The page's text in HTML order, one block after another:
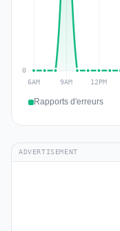
Rapports d'erreurs
ADVERTISEMENT